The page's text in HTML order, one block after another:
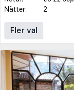
Nätter:
2
Fler val